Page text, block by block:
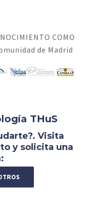
COMO
de Madrid
THuS
Visita
y solicita una